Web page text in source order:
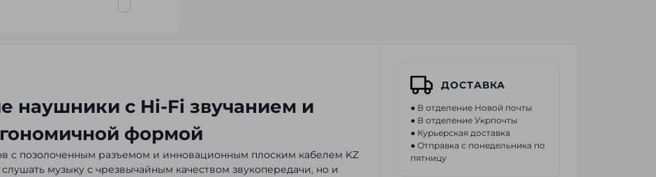
наушники с Hi-Fi звучанием и
формой
с позолоченным разъемом и инновационным плоским кабелем KZ
музыку с чрезвычайным качеством звукопередачи, но и
ДОСТАВКА
● В отделение Новой почты
● В отделение Укрпочты
● Курьерская доставка
● Отправка с понедельника по
пятницу